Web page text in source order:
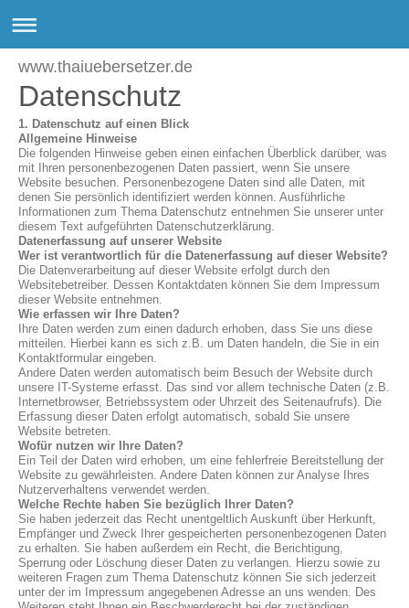
www.thaiuebersetzer.de
Datenschutz
1. Datenschutz auf einen Blick
Allgemeine Hinweise
Die folgenden Hinweise geben einen einfachen Überblick darüber, was
mit Ihren personenbezogenen Daten passiert, wenn Sie unsere
Website besuchen. Personenbezogene Daten sind alle Daten, mit
denen Sie persönlich identifiziert werden können. Ausführliche
Informationen zum Thema Datenschutz entnehmen Sie unserer unter
diesem Text aufgeführten Datenschutzerklärung.
Datenerfassung auf unserer Website
Wer ist verantwortlich für die Datenerfassung auf dieser Website?
Die Datenverarbeitung auf dieser Website erfolgt durch den
Websitebetreiber. Dessen Kontaktdaten können Sie dem Impressum
dieser Website entnehmen.
Wie erfassen wir Ihre Daten?
Ihre Daten werden zum einen dadurch erhoben, dass Sie uns diese
mitteilen. Hierbei kann es sich z.B. um Daten handeln, die Sie in ein
Kontaktformular eingeben.
Andere Daten werden automatisch beim Besuch der Website durch
unsere IT-Systeme erfasst. Das sind vor allem technische Daten (z.B.
Internetbrowser, Betriebssystem oder Uhrzeit des Seitenaufrufs). Die
Erfassung dieser Daten erfolgt automatisch, sobald Sie unsere
Website betreten.
Wofür nutzen wir Ihre Daten?
Ein Teil der Daten wird erhoben, um eine fehlerfreie Bereitstellung der
Website zu gewährleisten. Andere Daten können zur Analyse Ihres
Nutzerverhaltens verwendet werden.
Welche Rechte haben Sie bezüglich Ihrer Daten?
Sie haben jederzeit das Recht unentgeltlich Auskunft über Herkunft,
Empfänger und Zweck Ihrer gespeicherten personenbezogenen Daten
zu erhalten. Sie haben außerdem ein Recht, die Berichtigung,
Sperrung oder Löschung dieser Daten zu verlangen. Hierzu sowie zu
weiteren Fragen zum Thema Datenschutz können Sie sich jederzeit
unter der im Impressum angegebenen Adresse an uns wenden. Des